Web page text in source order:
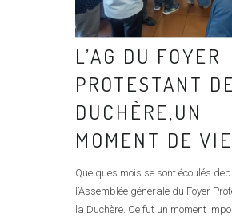
L’AG DU FOYER
PROTESTANT
DUCHÈRE,UN
MOMENT DE
Quelques mois se sont écoulés
l’Assemblée générale du Foyer
la Duchère. Ce fut un moment